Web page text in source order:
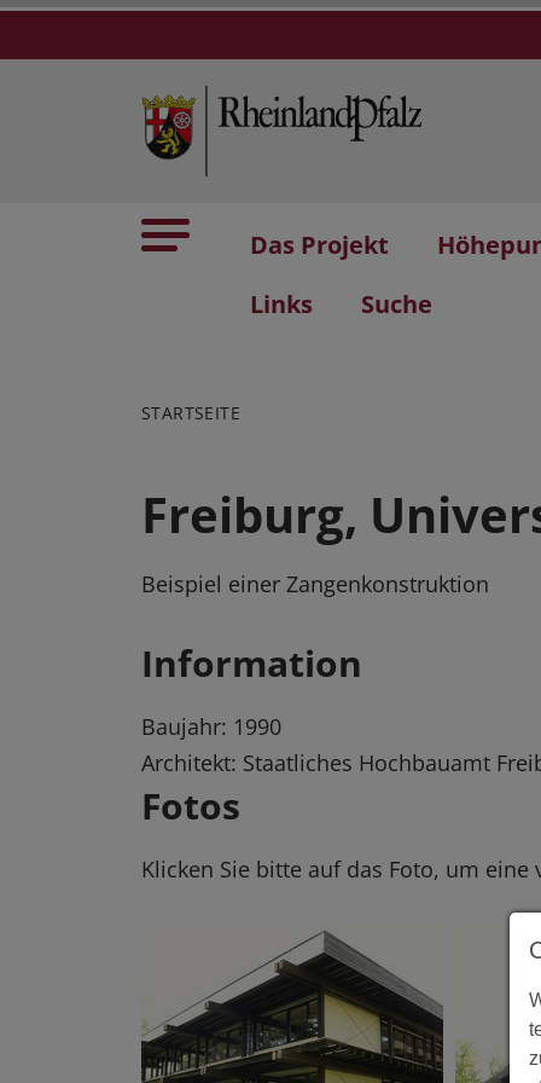
Das Projekt
Links
Suche
STARTSEITE
Freiburg,
Beispiel einer Zangenkonstruktion
Information
Baujahr: 1990
Architekt: Staatliches Hochbauamt
Fotos
Klicken Sie bitte auf das Foto, um